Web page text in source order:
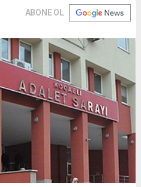
ABONE OL